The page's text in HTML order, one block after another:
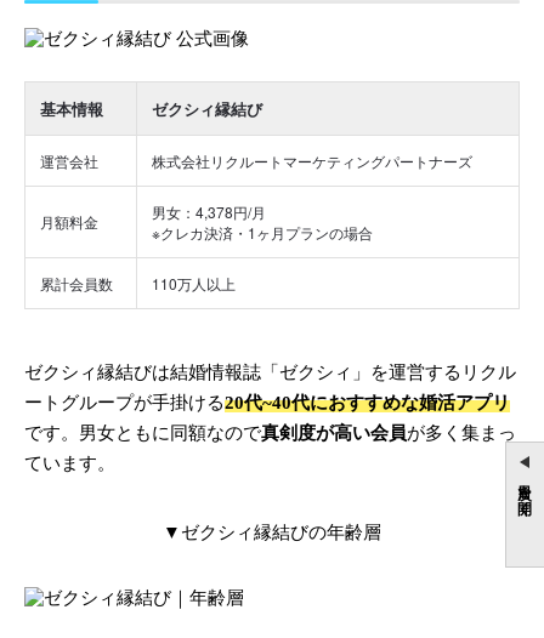
目次を開く
基本情報 ゼクシィ縁結び
運営会社 株式会社リクルートマーケティングパートナーズ
月額料金
男女：4,378円/月
※クレカ決済・1ヶ月プランの場合
累計会員数 110万人以上
ゼクシィ縁結びは結婚情報誌「ゼクシィ」を運営するリクル
ートグループが手掛ける20代~40代におすすめな婚活アプリ
です。男女ともに同額なので真剣度が高い会員が多く集まっ
ています。
▼ゼクシィ縁結びの年齢層